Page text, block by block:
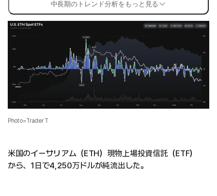
中長期のトレンド分析をもっと見る
Photo=Trader T
米国のイーサリアム（ETH）現物上場投資信託（ETF）
から、1日で4,250万ドルが純流出した。